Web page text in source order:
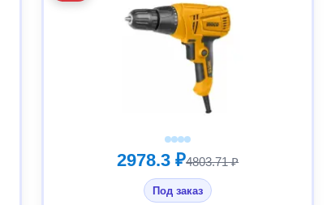
2978.3 ₽4803.71 ₽
Под заказ